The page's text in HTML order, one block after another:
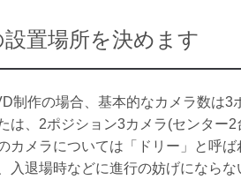
置場所を決めます
制作の場合、基本的なカメラ数は
は、2ポジション3カメラ(センター
カメラについては「ドリー」と呼
入退場時などに進行の妨げになら